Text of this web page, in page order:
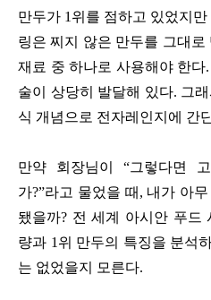
만두가 1위를 점하고 있었지
링은 찌지 않은 만두를 그대
재료 중 하나로 사용해야 한다
술이 상당히 발달해 있다. 그
식 개념으로 전자레인지에 간
만약 회장님이 “그렇다면
가?”라고 물었을 때, 내가 아
됐을까? 전 세계 아시안 푸드
량과 1위 만두의 특징을 분석
는 없었을지 모른다.